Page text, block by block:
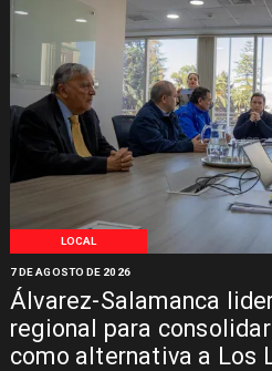
LOCAL
Álvarez-Salamanca
regional para
como alternativa a Los
7 DE AGOSTO DE 2026